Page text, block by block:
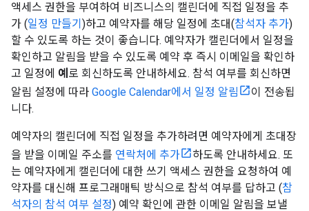
액세스 권한을 부여하여 비즈니스의 캘린더에 직접 일정을 추
가 (일정 만들기 )하고 예약자를 해당 일정에 초대(참석자 추가)
할 수 있도록 하는 것이 좋습니다. 예약자가 캘린더에서 일정을
확인하고 알림을 받을 수 있도록 예약 후 즉시 이메일을 확인하
고 일정에 예 로 회신하도록 안내하세요. 참석 여부를 회신하면
알림 설정에 따라 Google Calendar에서 일정 알림
이 전송됩
니다.
예약자의 캘린더에 직접 일정을 추가하려면 예약자에게 초대장
을 받을 이메일 주소를 연락처에 추가
하도록 안내하세요. 또
는 예약자에게 캘린더에 대한 쓰기 액세스 권한을 요청하여 예
약자를 대신해 프로그래매틱 방식으로 참석 여부를 답하고 (참
석자의 참석 여부 설정) 예약 확인에 관한 이메일 알림을 보낼